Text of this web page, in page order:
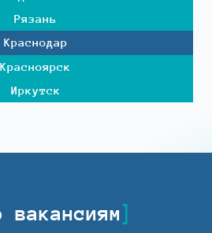
Рязань
Краснодар
Красноярск
Иркутск
вакансиям